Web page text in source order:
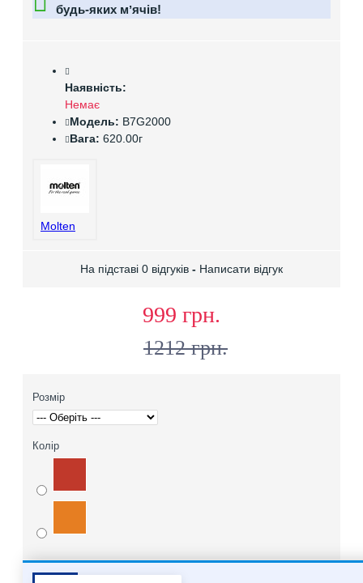
будь-яких мʼячів!
Наявність:
Немає
Модель: B7G2000
Вага: 620.00г
Molten
На підставі 0 відгуків - Написати відгук
999 грн.
1212 грн.
Розмір
Колір